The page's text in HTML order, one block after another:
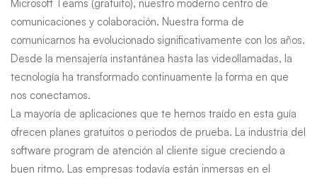
Microsoft Teams (gratuito), nuestro moderno centro de
comunicaciones y colaboración. Nuestra forma de
comunicarnos ha evolucionado significativamente con los años.
Desde la mensajería instantánea hasta las videollamadas, la
tecnología ha transformado continuamente la forma en que
nos conectamos.
La mayoría de aplicaciones que te hemos traído en esta guía
ofrecen planes gratuitos o periodos de prueba. La industria del
software program de atención al cliente sigue creciendo a
buen ritmo. Las empresas todavía están inmersas en el